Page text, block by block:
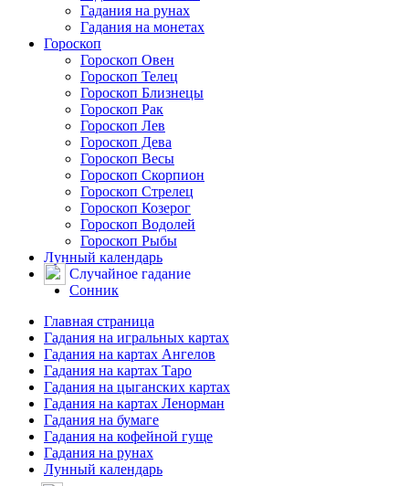
Гадания на рунах
Гадания на монетах
Гороскоп
Гороскоп Овен
Гороскоп Телец
Гороскоп Близнецы
Гороскоп Рак
Гороскоп Лев
Гороскоп Дева
Гороскоп Весы
Гороскоп Скорпион
Гороскоп Стрелец
Гороскоп Козерог
Гороскоп Водолей
Гороскоп Рыбы
Лунный календарь
Случайное гадание
Сонник
Главная страница
Гадания на игральных картах
Гадания на картах Ангелов
Гадания на картах Таро
Гадания на цыганских картах
Гадания на картах Ленорман
Гадания на бумаге
Гадания на кофейной гуще
Гадания на рунах
Лунный календарь